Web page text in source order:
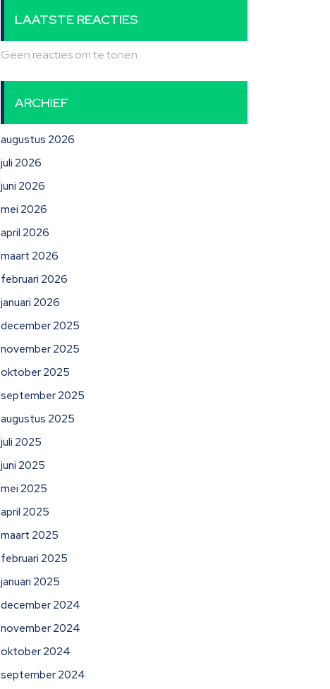
LAATSTE REACTIES
Geen reacties om te tonen.
ARCHIEF
augustus 2026
juli 2026
juni 2026
mei 2026
april 2026
maart 2026
februari 2026
januari 2026
december 2025
november 2025
oktober 2025
september 2025
augustus 2025
juli 2025
juni 2025
mei 2025
april 2025
maart 2025
februari 2025
januari 2025
december 2024
november 2024
oktober 2024
september 2024